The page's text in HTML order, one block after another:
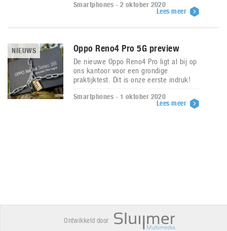
Smartphones - 2 oktober 2020
Lees meer
NIEUWS Oppo Reno4 Pro 5G preview
De nieuwe Oppo Reno4 Pro ligt al bij op
ons kantoor voor een grondige
praktijktest. Dit is onze eerste indruk!
Smartphones - 1 oktober 2020
Lees meer
Ontwikkeld door